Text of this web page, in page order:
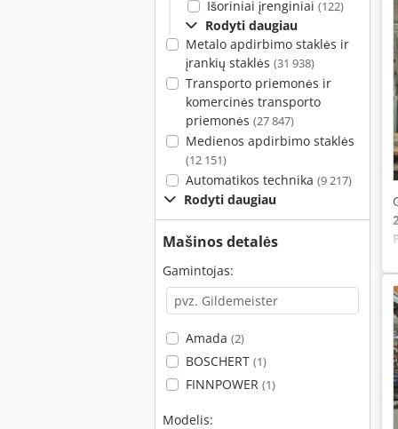
Išoriniai įrenginiai (122)
Rodyti daugiau
Metalo apdirbimo staklės ir
įrankių staklės (31 938)
Transporto priemonės ir
komercinės transporto
priemonės (27 847)
Medienos apdirbimo staklės
(12 151)
Automatikos technika (9 217)
Rodyti daugiau
Mašinos detalės
Gamintojas:
Amada (2)
BOSCHERT (1)
FINNPOWER (1)
Modelis: